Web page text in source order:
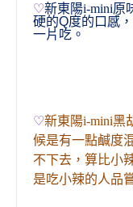
♡新東陽i-mini原
硬的Q度的口感
一片吃 。
♡新東陽i-mini黑
候是有一點鹹度
不下去 ， 算比小
是吃小辣的人品